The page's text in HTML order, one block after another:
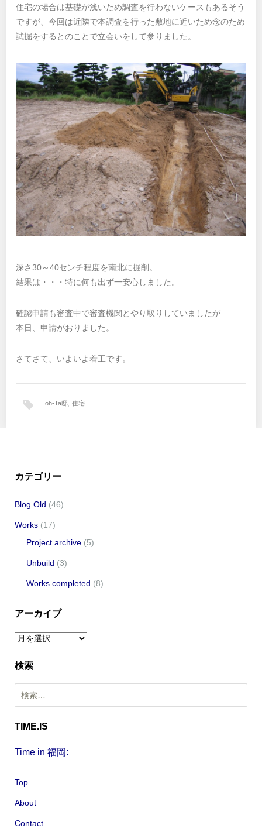
住宅の場合は基礎が浅いため調査を行わないケースもあるそう
ですが、今回は近隣で本調査を行った敷地に近いため念のため
試掘をするとのことで立会いをして参りました。
深さ30～40センチ程度を南北に掘削。
結果は・・・特に何も出ず一安心しました。
確認申請も審査中で審査機関とやり取りしていましたが
本日、申請がおりました。
さてさて、いよいよ着工です。
oh-Ta邸 住宅
カテゴリー
Blog Old (46)
Works (17)
Project archive (5)
Unbuild (3)
Works completed (8)
アーカイブ
ア
カ
イ
ブ
検索
索
TIME.IS
Time in 福岡:
Top
About
Contact